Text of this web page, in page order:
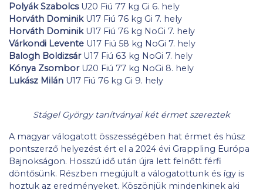
Polyák SzabolcsU20 Fiú 77 kg Gi 6. hely
Horváth DominikU17 Fiú 76 kg Gi 7. hely
Horváth DominikU17 Fiú 76 kg NoGi 7. hely
Várkondi Levente U17 Fiú 58 kg NoGi 7. hely
Balogh BoldizsárU17 Fiú 63 kg NoGi 7. hely
Kónya ZsomborU20 Fiú 77 kg NoGi 8. hely
Lukász Milán U17 Fiú 76 kg Gi 9. hely
Stágel György tanítványai két érmet szereztek
A magyar válogatott összességében hat érmet és húsz
pontszerző helyezést ért el a 2024 évi Grappling Európa
Bajnokságon. Hosszú idő után újra lett felnőtt férfi
döntősünk. Részben megújult a válogatottunk és így is
hoztuk az eredményeket. Köszönjük mindenkinek aki